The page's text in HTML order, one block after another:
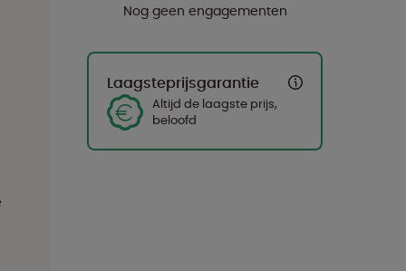
Nog geen engagementen
Laagsteprijsgarantie
Altijd de laagste prijs,
beloofd